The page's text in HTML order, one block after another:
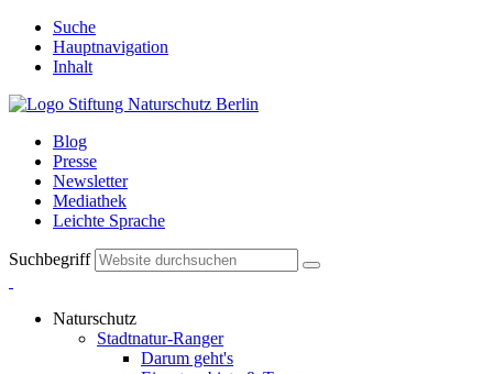
Suche
Hauptnavigation
Inhalt
Blog
Presse
Newsletter
Mediathek
Leichte Sprache
Suchbegriff
Naturschutz
Stadtnatur-Ranger
Darum geht's